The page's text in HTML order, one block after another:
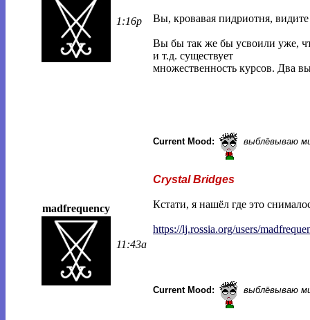
1:16p Вы, кровавая пидриотня,
Вы бы так же бы усвоили уже,
и т.д. существует
множественность курсов. Два
Current Mood: выблёвываю
madfrequency
11:43a
Crystal Bridges
Кстати, я нашёл где это
https://lj.rossia.org/users/
Current Mood: выблёвываю